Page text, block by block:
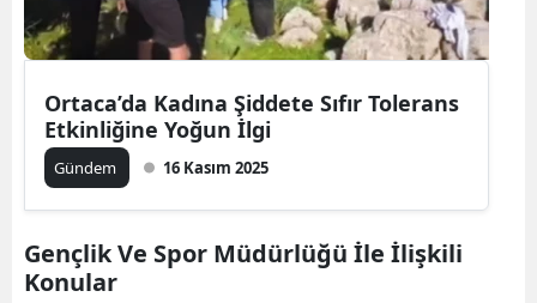
Ortaca’da Kadına Şiddete Sıfır Tolerans
Etkinliğine Yoğun İlgi
Gündem 16 Kasım 2025
Gençlik Ve Spor Müdürlüğü İle İlişkili
Konular